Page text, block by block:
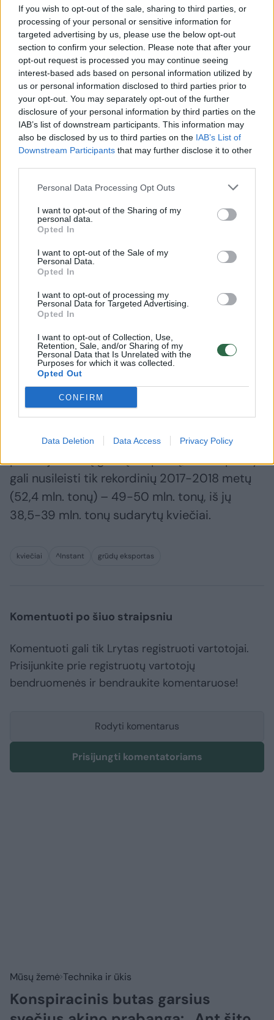
If you wish to opt-out of the sale, sharing to third parties, or
processing of your personal or sensitive information for
targeted advertising by us, please use the below opt-out
section to confirm your selection. Please note that after your
opt-out request is processed you may continue seeing
interest-based ads based on personal information utilized by
us or personal information disclosed to third parties prior to
your opt-out. You may separately opt-out of the further
disclosure of your personal information by third parties on the
IAB’s list of downstream participants. This information may
also be disclosed by us to third parties on the IAB’s List of
Downstream Participants that may further disclose it to other
Personal Data Processing Opt Outs
I want to opt-out of the Sharing of my
personal data.
Opted In
I want to opt-out of the Sale of my
Personal Data.
Opted In
I want to opt-out of processing my
Personal Data for Targeted Advertising.
Opted In
I want to opt-out of Collection, Use,
Retention, Sale, and/or Sharing of my
Personal Data that Is Unrelated with the
Purposes for which it was collected.
Opted Out
CONFIRM
Data Deletion Data Access Privacy Policy
Rusijos žemės ūkio ministerijos išankstiniais
duomenimis, šiemet šalis prikūlė 131 mln. tonų
grūdų, derlius – 8 proc. solidesnis nei pernai.
Kviečiai įprastai sudaro apie du trečdalius
Rusijos grūdų derliaus.
Susiję straipsniai
Žemdirbių atstovai – apie
naująjį ministrą: lūkesčiai
komandos
Ukraina
Rusija šiais žemės ūkio metais (jie
skaičiuojami nuo kalendorinių metų vidurio)
planuoja solidų grūdų eksportą, kurio apimtys
gali nusileisti tik rekordinių 2017-2018 metų
(52,4 mln. tonų) – 49-50 mln. tonų, iš jų
38,5-39 mln. tonų sudarytų kviečiai.
kviečiai ^Instant grūdų eksportas
Komentuoti po šiuo straipsniu
Komentuoti gali tik Lrytas registruoti vartotojai.
Prisijunkite prie registruotų vartotojų
bendruomenės ir bendraukite komentaruose!
Rodyti komentarus
Prisijungti komentatoriams
Mūsų žemė Technika ir ūkis
Konspiracinis butas garsius